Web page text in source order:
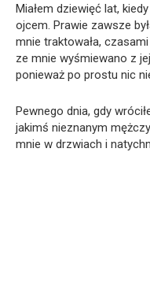
Miałem dziewięć lat,
ojcem. Prawie zawsze
mnie traktowała,
ze mnie wyśmiewano z
ponieważ po prostu nic
Pewnego dnia, gdy
jakimś nieznanym
mnie w drzwiach i